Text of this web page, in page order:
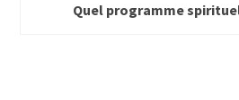
Quel programme